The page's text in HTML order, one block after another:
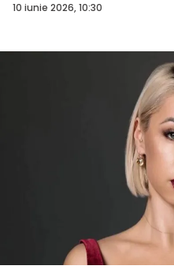
10 iunie 2026, 10:30